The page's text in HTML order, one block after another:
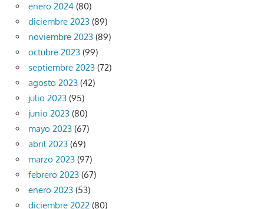
enero 2024 (80)
diciembre 2023 (89)
noviembre 2023 (89)
octubre 2023 (99)
septiembre 2023 (72)
agosto 2023 (42)
julio 2023 (95)
junio 2023 (80)
mayo 2023 (67)
abril 2023 (69)
marzo 2023 (97)
febrero 2023 (67)
enero 2023 (53)
diciembre 2022 (80)